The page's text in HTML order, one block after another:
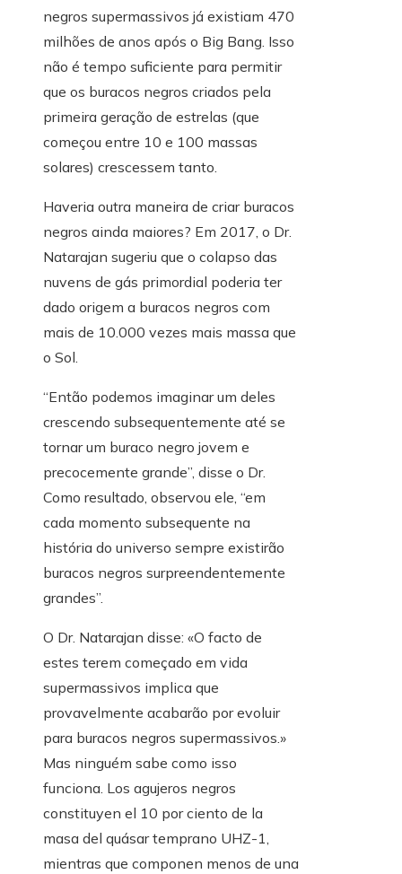
negros supermassivos já existiam 470
milhões de anos após o Big Bang. Isso
não é tempo suficiente para permitir
que os buracos negros criados pela
primeira geração de estrelas (que
começou entre 10 e 100 massas
solares) crescessem tanto.
Haveria outra maneira de criar buracos
negros ainda maiores? Em 2017, o Dr.
Natarajan sugeriu que o colapso das
nuvens de gás primordial poderia ter
dado origem a buracos negros com
mais de 10.000 vezes mais massa que
o Sol.
“Então podemos imaginar um deles
crescendo subsequentemente até se
tornar um buraco negro jovem e
precocemente grande”, disse o Dr.
Como resultado, observou ele, “em
cada momento subsequente na
história do universo sempre existirão
buracos negros surpreendentemente
grandes”.
O Dr. Natarajan disse: «O facto de
estes terem começado em vida
supermassivos implica que
provavelmente acabarão por evoluir
para buracos negros supermassivos.»
Mas ninguém sabe como isso
funciona. Los agujeros negros
constituyen el 10 por ciento de la
masa del quásar temprano UHZ-1,
mientras que componen menos de una